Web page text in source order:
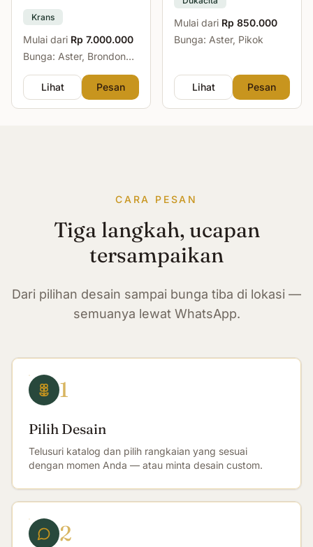
Krans
Mulai dari Rp 7.000.000
Bunga: Aster, Brondong,
Lihat
Pesan
Mulai dari Rp 850.000
Bunga: Aster, Pikok
Lihat Pesan
CARA PESAN
Tiga langkah, ucapan
tersampaikan
Dari pilihan desain sampai bunga tiba di lokasi —
semuanya lewat WhatsApp.
1
Pilih Desain
Telusuri katalog dan pilih rangkaian yang sesuai
dengan momen Anda — atau minta desain custom.
2